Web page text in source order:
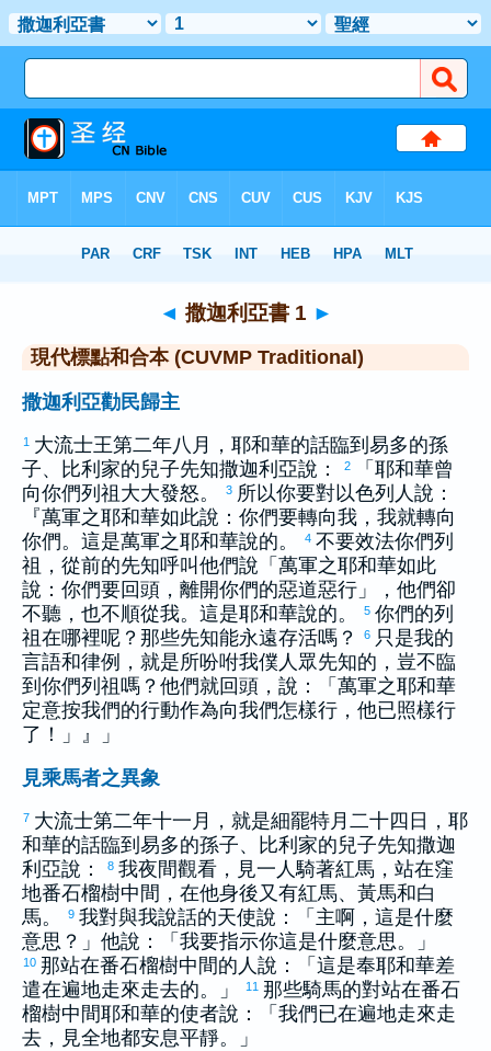
> 撒迦利亞書 1
◄ 撒迦利亞書 1 ►
現代標點和合本 (CUVMP Traditional)
撒迦利亞勸民歸主
1 大流士王第二年八月，耶和華的話臨到 易多的孫
子、
比利家的兒子先知撒迦利亞說： 2
「耶和華曾
向你們列祖大大發怒。
3 所以你要對以色列 人說：
『萬軍之耶和華如此說：你們要轉向我，我就轉向
你們。這是萬軍之耶和華說的。
4 不要效法你們列
祖，從前的先知呼叫他們說「萬軍之耶和華如此
說：你們要回頭，離開你們的惡道惡行」，他們卻
不聽，也不順從我。這是耶和華說的。
5 你們的列
祖在哪裡呢？那些先知能永遠存活嗎？
6 只是我的
言語和律例，就是所吩咐我僕人眾先知的，豈不臨
到你們列祖嗎？他們就回頭，說：「萬軍之耶和華
定意按我們的行動作為向我們怎樣行，他已照樣行
了！」』」
見乘馬者之異象
7 大流士第二年十一月，就是細罷特月二十四日，耶
和華的話臨到 易多的孫子、 比利家的兒子先知撒迦
利亞說： 8 我夜間觀看，見一人騎著紅馬，站在窪
地番石榴樹中間，在他身後又有紅馬、黃馬和白
馬。
9 我對與我說話的天使說：「主啊，這是什麼
意思？」他說：「我要指示你這是什麼意思。」
10 那站在番石榴樹中間的人說：「這是奉耶和華差
遣在遍地走來走去的。」
11 那些騎馬的對站在番石
榴樹中間耶和華的使者說：「我們已在遍地走來走
去，見全地都安息平靜。」